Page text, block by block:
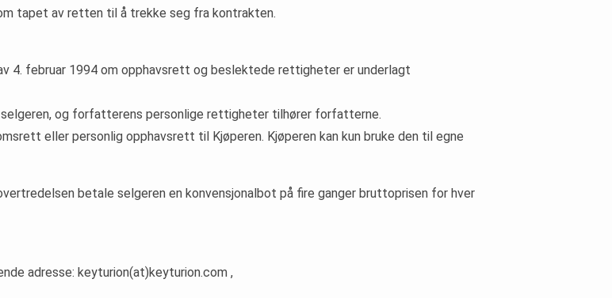
tapet av retten til å trekke seg fra kontrakten.
4. februar 1994 om opphavsrett og beslektede rettigheter er underlagt
og forfatterens personlige rettigheter tilhører forfatterne.
eller personlig opphavsrett til Kjøperen. Kjøperen kan kun bruke den til egne
betale selgeren en konvensjonalbot på fire ganger bruttoprisen for hver
adresse: keyturion(at)keyturion.com ,